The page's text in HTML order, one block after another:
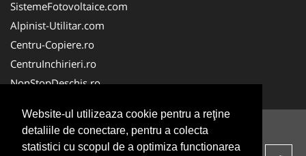
Website-ul utilizeaza cookie pentru a reţine
detaliile de conectare, pentru a colecta
statistici cu scopul de a optimiza functionarea
SistemeFotovoltaice.com
Alpinist-Utilitar.com
Centru-Copiere.ro
CentruInchirieri.ro
NonStopDeschis.ro
© 2014-2026 -ANPC SOL